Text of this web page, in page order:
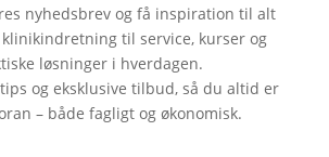
nyhedsbrev og få inspiration til alt
til service, kurser og
løsninger i hverdagen.
og eksklusive tilbud, så du altid er
– både fagligt og økonomisk.